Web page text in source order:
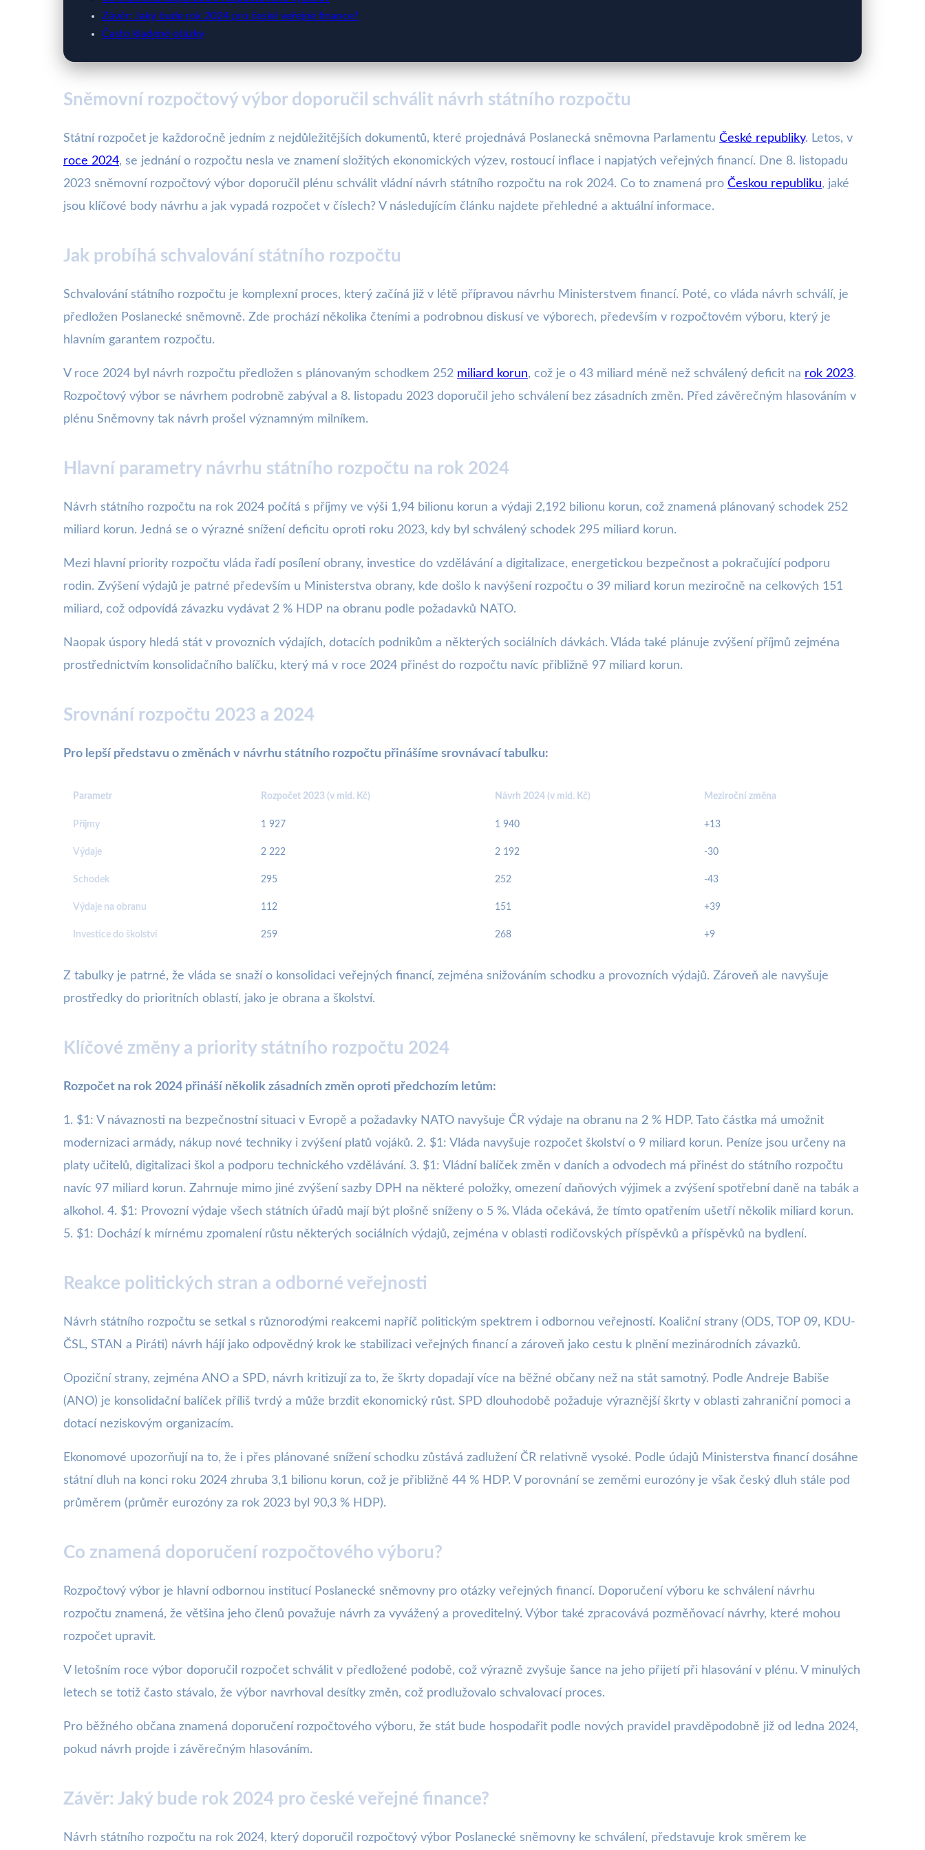
Závěr: Jaký bude rok 2024 pro české veřejné finance?
Často kladené otázky
Sněmovní rozpočtový výbor doporučil schválit návrh státního rozpočtu
Státní rozpočet je každoročně jedním z nejdůležitějších dokumentů, které projednává Poslanecká sněmovna Parlamentu České republiky. Letos, v
roce 2024, se jednání o rozpočtu nesla ve znamení složitých ekonomických výzev, rostoucí inflace i napjatých veřejných financí. Dne 8. listopadu
2023 sněmovní rozpočtový výbor doporučil plénu schválit vládní návrh státního rozpočtu na rok 2024. Co to znamená pro Českou republiku, jaké
jsou klíčové body návrhu a jak vypadá rozpočet v číslech? V následujícím článku najdete přehledné a aktuální informace.
Jak probíhá schvalování státního rozpočtu
Schvalování státního rozpočtu je komplexní proces, který začíná již v létě přípravou návrhu Ministerstvem financí. Poté, co vláda návrh schválí, je
předložen Poslanecké sněmovně. Zde prochází několika čteními a podrobnou diskusí ve výborech, především v rozpočtovém výboru, který je
hlavním garantem rozpočtu.
V roce 2024 byl návrh rozpočtu předložen s plánovaným schodkem 252 miliard korun, což je o 43 miliard méně než schválený deficit na rok 2023.
Rozpočtový výbor se návrhem podrobně zabýval a 8. listopadu 2023 doporučil jeho schválení bez zásadních změn. Před závěrečným hlasováním v
plénu Sněmovny tak návrh prošel významným milníkem.
Hlavní parametry návrhu státního rozpočtu na rok 2024
Návrh státního rozpočtu na rok 2024 počítá s příjmy ve výši 1,94 bilionu korun a výdaji 2,192 bilionu korun, což znamená plánovaný schodek 252
miliard korun. Jedná se o výrazné snížení deficitu oproti roku 2023, kdy byl schválený schodek 295 miliard korun.
Mezi hlavní priority rozpočtu vláda řadí posílení obrany, investice do vzdělávání a digitalizace, energetickou bezpečnost a pokračující podporu
rodin. Zvýšení výdajů je patrné především u Ministerstva obrany, kde došlo k navýšení rozpočtu o 39 miliard korun meziročně na celkových 151
miliard, což odpovídá závazku vydávat 2 % HDP na obranu podle požadavků NATO.
Naopak úspory hledá stát v provozních výdajích, dotacích podnikům a některých sociálních dávkách. Vláda také plánuje zvýšení příjmů zejména
prostřednictvím konsolidačního balíčku, který má v roce 2024 přinést do rozpočtu navíc přibližně 97 miliard korun.
Srovnání rozpočtu 2023 a 2024
Pro lepší představu o změnách v návrhu státního rozpočtu přinášíme srovnávací tabulku:
Parametr Rozpočet 2023 (v mld. Kč) Návrh 2024 (v mld. Kč) Meziroční změna
Příjmy 1 927 1 940 +13
Výdaje 2 222 2 192 -30
Schodek 295 252 -43
Výdaje na obranu 112 151 +39
Investice do školství 259 268 +9
Z tabulky je patrné, že vláda se snaží o konsolidaci veřejných financí, zejména snižováním schodku a provozních výdajů. Zároveň ale navyšuje
prostředky do prioritních oblastí, jako je obrana a školství.
Klíčové změny a priority státního rozpočtu 2024
Rozpočet na rok 2024 přináší několik zásadních změn oproti předchozím letům:
1. $1: V návaznosti na bezpečnostní situaci v Evropě a požadavky NATO navyšuje ČR výdaje na obranu na 2 % HDP. Tato částka má umožnit
modernizaci armády, nákup nové techniky i zvýšení platů vojáků. 2. $1: Vláda navyšuje rozpočet školství o 9 miliard korun. Peníze jsou určeny na
platy učitelů, digitalizaci škol a podporu technického vzdělávání. 3. $1: Vládní balíček změn v daních a odvodech má přinést do státního rozpočtu
navíc 97 miliard korun. Zahrnuje mimo jiné zvýšení sazby DPH na některé položky, omezení daňových výjimek a zvýšení spotřební daně na tabák a
alkohol. 4. $1: Provozní výdaje všech státních úřadů mají být plošně sníženy o 5 %. Vláda očekává, že tímto opatřením ušetří několik miliard korun.
5. $1: Dochází k mírnému zpomalení růstu některých sociálních výdajů, zejména v oblasti rodičovských příspěvků a příspěvků na bydlení.
Reakce politických stran a odborné veřejnosti
Návrh státního rozpočtu se setkal s různorodými reakcemi napříč politickým spektrem i odbornou veřejností. Koaliční strany (ODS, TOP 09, KDU-
ČSL, STAN a Piráti) návrh hájí jako odpovědný krok ke stabilizaci veřejných financí a zároveň jako cestu k plnění mezinárodních závazků.
Opoziční strany, zejména ANO a SPD, návrh kritizují za to, že škrty dopadají více na běžné občany než na stát samotný. Podle Andreje Babiše
(ANO) je konsolidační balíček příliš tvrdý a může brzdit ekonomický růst. SPD dlouhodobě požaduje výraznější škrty v oblasti zahraniční pomoci a
dotací neziskovým organizacím.
Ekonomové upozorňují na to, že i přes plánované snížení schodku zůstává zadlužení ČR relativně vysoké. Podle údajů Ministerstva financí dosáhne
státní dluh na konci roku 2024 zhruba 3,1 bilionu korun, což je přibližně 44 % HDP. V porovnání se zeměmi eurozóny je však český dluh stále pod
průměrem (průměr eurozóny za rok 2023 byl 90,3 % HDP).
Co znamená doporučení rozpočtového výboru?
Rozpočtový výbor je hlavní odbornou institucí Poslanecké sněmovny pro otázky veřejných financí. Doporučení výboru ke schválení návrhu
rozpočtu znamená, že většina jeho členů považuje návrh za vyvážený a proveditelný. Výbor také zpracovává pozměňovací návrhy, které mohou
rozpočet upravit.
V letošním roce výbor doporučil rozpočet schválit v předložené podobě, což výrazně zvyšuje šance na jeho přijetí při hlasování v plénu. V minulých
letech se totiž často stávalo, že výbor navrhoval desítky změn, což prodlužovalo schvalovací proces.
Pro běžného občana znamená doporučení rozpočtového výboru, že stát bude hospodařit podle nových pravidel pravděpodobně již od ledna 2024,
pokud návrh projde i závěrečným hlasováním.
Závěr: Jaký bude rok 2024 pro české veřejné finance?
Návrh státního rozpočtu na rok 2024, který doporučil rozpočtový výbor Poslanecké sněmovny ke schválení, představuje krok směrem ke